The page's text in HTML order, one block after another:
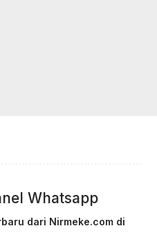
Whatsapp
dari Nirmeke.com di